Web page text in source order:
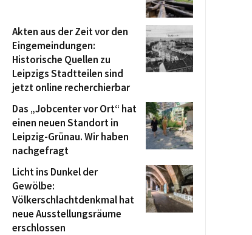
Akten aus der Zeit vor den
Eingemeindungen:
Historische Quellen zu
Leipzigs Stadtteilen sind
jetzt online recherchierbar
Das „Jobcenter vor Ort“ hat
einen neuen Standort in
Leipzig-Grünau. Wir haben
nachgefragt
Licht ins Dunkel der
Gewölbe:
Völkerschlachtdenkmal hat
neue Ausstellungsräume
erschlossen